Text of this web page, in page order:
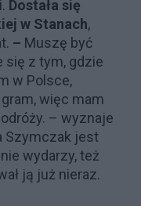
Dostała się
w Stanach,
– Muszę być
się z tym, gdzie
w Polsce,
więc mam
– wyznaje
Szymczak jest
wydarzy, też
ją już nieraz.